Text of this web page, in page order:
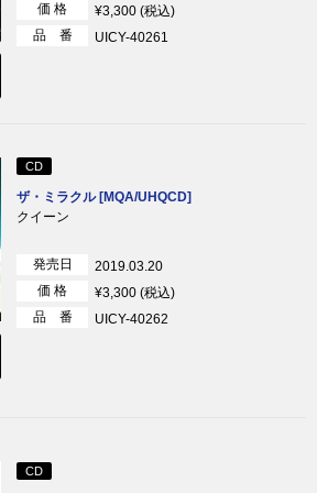
価 格
¥3,300 (税込)
品 番
UICY-40261
CD
ザ・ミラクル [MQA/UHQCD]
クイーン
発売日
2019.03.20
価 格
¥3,300 (税込)
品 番
UICY-40262
CD